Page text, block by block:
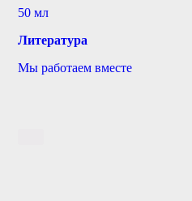
50 мл
Литература
Мы работаем вместе